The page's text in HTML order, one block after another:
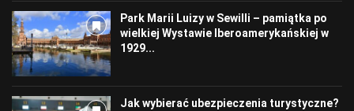
Park Marii Luizy w Sewilli – pamiątka po
wielkiej Wystawie Iberoamerykańskiej w
1929...
Jak wybierać ubezpieczenia turystyczne?